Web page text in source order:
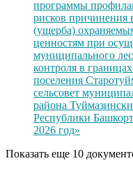
программы
рисков причинения
(ущерба)
ценностям при
муниципального
контроля в границах
поселения
сельсовет
района
Республики
2026 год»
Показать еще 10